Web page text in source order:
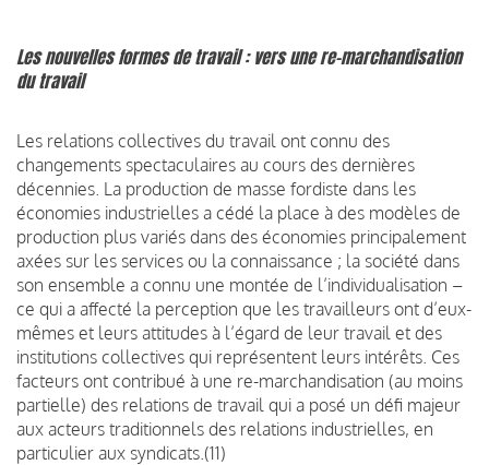
Les nouvelles formes de travail : vers une re-marchandisation
du travail
Les relations collectives du travail ont connu des
changements spectaculaires au cours des dernières
décennies. La production de masse fordiste dans les
économies industrielles a cédé la place à des modèles de
production plus variés dans des économies principalement
axées sur les services ou la connaissance ; la société dans
son ensemble a connu une montée de l’individualisation –
ce qui a affecté la perception que les travailleurs ont d’eux-
mêmes et leurs attitudes à l’égard de leur travail et des
institutions collectives qui représentent leurs intérêts. Ces
facteurs ont contribué à une re-marchandisation (au moins
partielle) des relations de travail qui a posé un défi majeur
aux acteurs traditionnels des relations industrielles, en
particulier aux syndicats.(11)